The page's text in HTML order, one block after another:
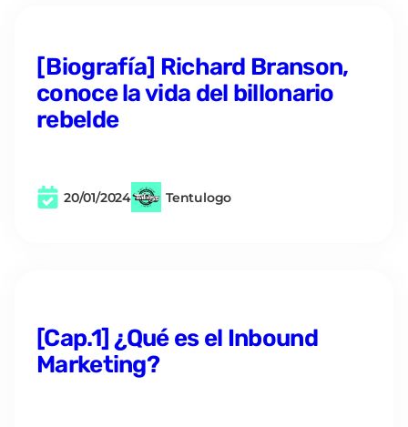
[Biografía] Richard Branson,
conoce la vida del billonario
rebelde
20/01/2024 Tentulogo
[Cap.1] ¿Qué es el Inbound
Marketing?